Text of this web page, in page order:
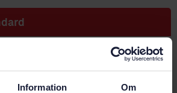
Information Om
· SS-EN 81-73:2020
konstruktion och installation av